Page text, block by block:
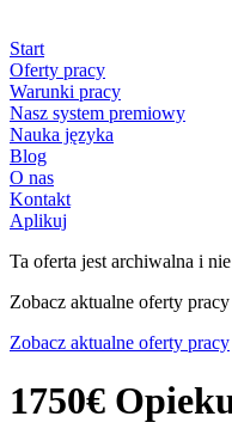
Start
Oferty pracy
Warunki pracy
Nasz system premiowy
Nauka języka
Blog
O nas
Kontakt
Aplikuj
Ta oferta jest archiwalna i
Zobacz aktualne oferty
Zobacz aktualne oferty pracy
1750€